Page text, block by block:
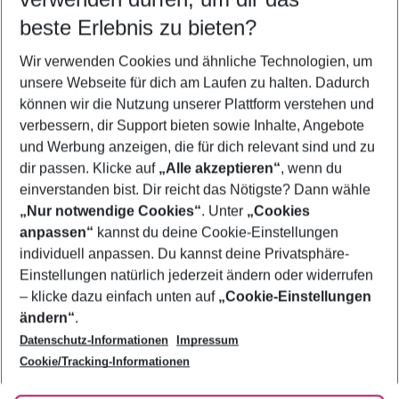
5-8 Nächte
2 Erwachsene Keine Kinder
Mehr Filter anzeigen
Footer
Footer navigation
Über uns
AGB
Bestpreisgarantie
Cookie-Einstellungen ändern
Cookie-Richtlinie
Agenturbetreuung
Barrierefreies Reisen
Folge uns
beste Erlebnis zu bieten?
Wir verwenden Cookies und ähnliche Technologien, um
unsere Webseite für dich am Laufen zu halten. Dadurch
können wir die Nutzung unserer Plattform verstehen und
verbessern, dir Support bieten sowie Inhalte, Angebote
und Werbung anzeigen, die für dich relevant sind und zu
dir passen. Klicke auf „Alle akzeptieren“, wenn du
einverstanden bist. Dir reicht das Nötigste? Dann wähle
„Nur notwendige Cookies“. Unter „Cookies
anpassen“ kannst du deine Cookie-Einstellungen
individuell anpassen. Du kannst deine Privatsphäre-
Einstellungen natürlich jederzeit ändern oder widerrufen
– klicke dazu einfach unten auf „Cookie-Einstellungen
ändern“.
Datenschutz-Informationen
Impressum
Cookie/Tracking-Informationen